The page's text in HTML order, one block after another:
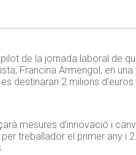
de la jornada laboral de
Francina Armengol, en
destinaran 2 milions
mesures d’innovació i
treballador el primer any i